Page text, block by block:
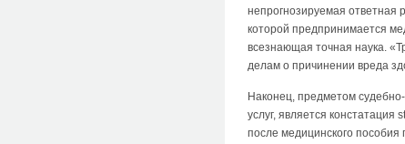
непрогнозируемая ответная
которой предпринимается
всезнающая точная наука.
делам о причинении вреда
Наконец, предметом
услуг, является
после медицинского